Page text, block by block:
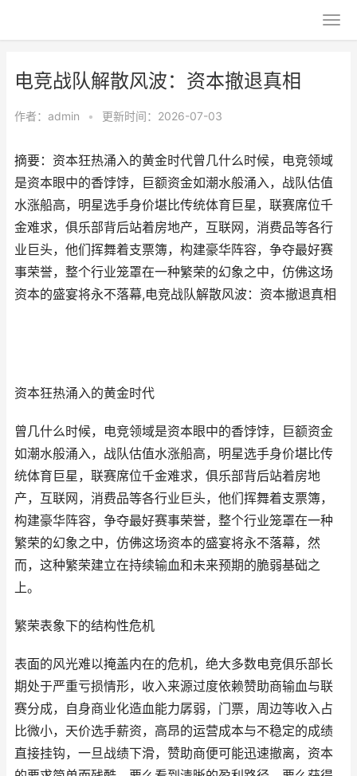
电竞战队解散风波：资本撤退真相
作者： admin • 更新时间：2026-07-03
摘要：资本狂热涌入的黄金时代曾几什么时候，电竞领域
是资本眼中的香饽饽，巨额资金如潮水般涌入，战队估值
水涨船高，明星选手身价堪比传统体育巨星，联赛席位千
金难求，俱乐部背后站着房地产，互联网，消费品等各行
业巨头，他们挥舞着支票簿，构建豪华阵容，争夺最好赛
事荣誉，整个行业笼罩在一种繁荣的幻象之中，仿佛这场
资本的盛宴将永不落幕,电竞战队解散风波：资本撤退真相
资本狂热涌入的黄金时代
曾几什么时候，电竞领域是资本眼中的香饽饽，巨额资金
如潮水般涌入，战队估值水涨船高，明星选手身价堪比传
统体育巨星，联赛席位千金难求，俱乐部背后站着房地
产，互联网，消费品等各行业巨头，他们挥舞着支票簿，
构建豪华阵容，争夺最好赛事荣誉，整个行业笼罩在一种
繁荣的幻象之中，仿佛这场资本的盛宴将永不落幕，然
而，这种繁荣建立在持续输血和未来预期的脆弱基础之
上。
繁荣表象下的结构性危机
表面的风光难以掩盖内在的危机，绝大多数电竞俱乐部长
期处于严重亏损情形，收入来源过度依赖赞助商输血与联
赛分成，自身商业化造血能力孱弱，门票，周边等收入占
比微小，天价选手薪资，高昂的运营成本与不稳定的成绩
直接挂钩，一旦战绩下滑，赞助商便可能迅速撤离，资本